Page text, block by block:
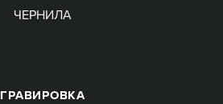
ЧЕРНИЛА
ГРАВИРОВКА